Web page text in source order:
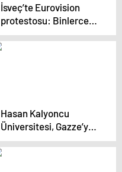
İsveç’te Eurovision
protestosu: Binlerce
Filistin yanlısı İsrail’in
yarışmaya katılımını
Hasan Kalyoncu
Üniversitesi, Gazze’ye
yönelik saldırılara tepki
gösterdi